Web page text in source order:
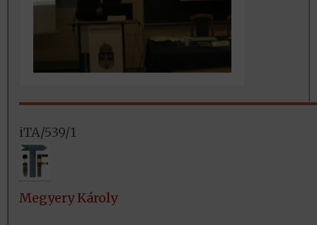
iTA/539/1
Megyery Károly